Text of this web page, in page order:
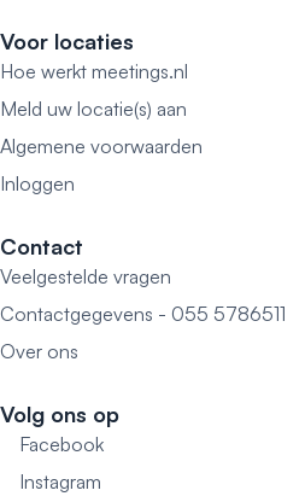
Voor locaties
Hoe werkt meetings.nl
Meld uw locatie(s) aan
Algemene voorwaarden
Inloggen
Contact
Veelgestelde vragen
Contactgegevens - 055 5786511
Over ons
Volg ons op
Facebook
Instagram